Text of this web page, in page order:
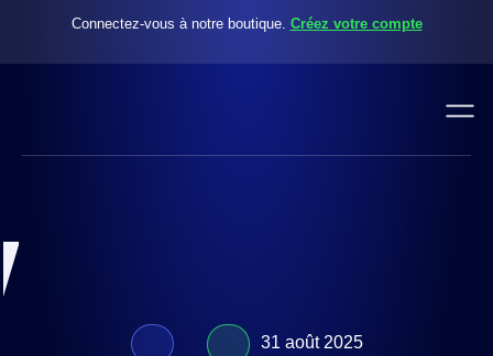
Connectez-vous à notre boutique. Créez votre compte
31 août 2025